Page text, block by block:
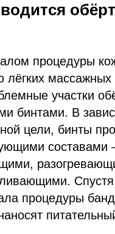
процедуры
массажных
участки
бинтами. В
цели, бинты
процедуры